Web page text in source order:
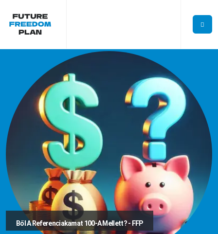
Ből A Referenciakamat 100-A Mellett? - FFP